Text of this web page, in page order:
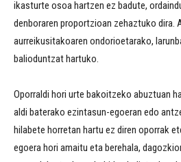
ikasturte osoa hartzen ez badute,
denboraren proportzioan zehaztuko dira.
aurreikusitakoaren ondorioetarako,
balioduntzat hartuko.
Oporraldi hori urte bakoitzeko abuztuan
aldi baterako ezintasun-egoeran edo
hilabete horretan hartu ez diren oporrak
egoera hori amaitu eta berehala,